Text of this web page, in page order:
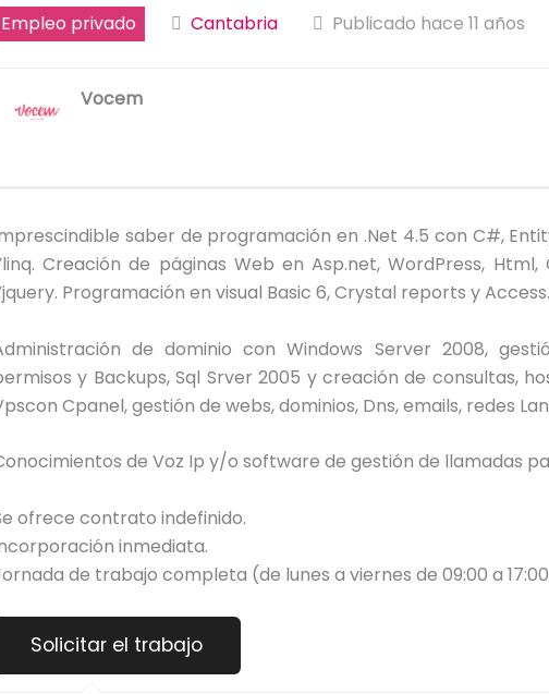
Empleo privado Cantabria Publicado hace 11 años
Vocem
saber de programación en .Net 4.5 con C#,
Creación de páginas Web en Asp.net, WordPress, Html,
Programación en visual Basic 6, Crystal reports y Access.
de dominio con Windows Server 2008,
y Backups, Sql Srver 2005 y creación de consultas,
Cpanel, gestión de webs, dominios, Dns, emails, redes
de Voz Ip y/o software de gestión de llamadas
ofrece contrato indefinido.
inmediata.
de trabajo completa (de lunes a viernes de 09:00 a